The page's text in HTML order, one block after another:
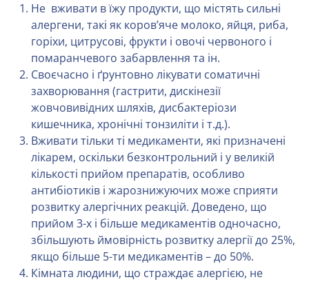
Не вживати в їжу продукти, що містять сильні
алергени, такі як коров’яче молоко, яйця, риба,
горіхи, цитрусові, фрукти і овочі червоного і
помаранчевого забарвлення та ін.
Своєчасно і ґрунтовно лікувати соматичні
захворювання (гастрити, дискінезії
жовчовивідних шляхів, дисбактеріози
кишечника, хронічні тонзиліти і т.д.).
Вживати тільки ті медикаменти, які призначені
лікарем, оскільки безконтрольний і у великій
кількості прийом препаратів, особливо
антибіотиків і жарознижуючих може сприяти
розвитку алергічних реакцій. Доведено, що
прийом 3-х і більше медикаментів одночасно,
збільшують ймовірність розвитку алергії до 25%,
якщо більше 5-ти медикаментів – до 50%.
Кімната людини, що страждає алергією, не